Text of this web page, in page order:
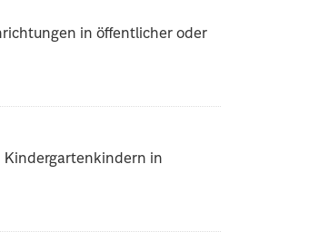
in öffentlicher oder
in